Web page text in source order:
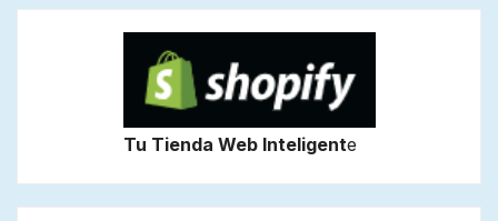
Tu Tienda Web Inteligente